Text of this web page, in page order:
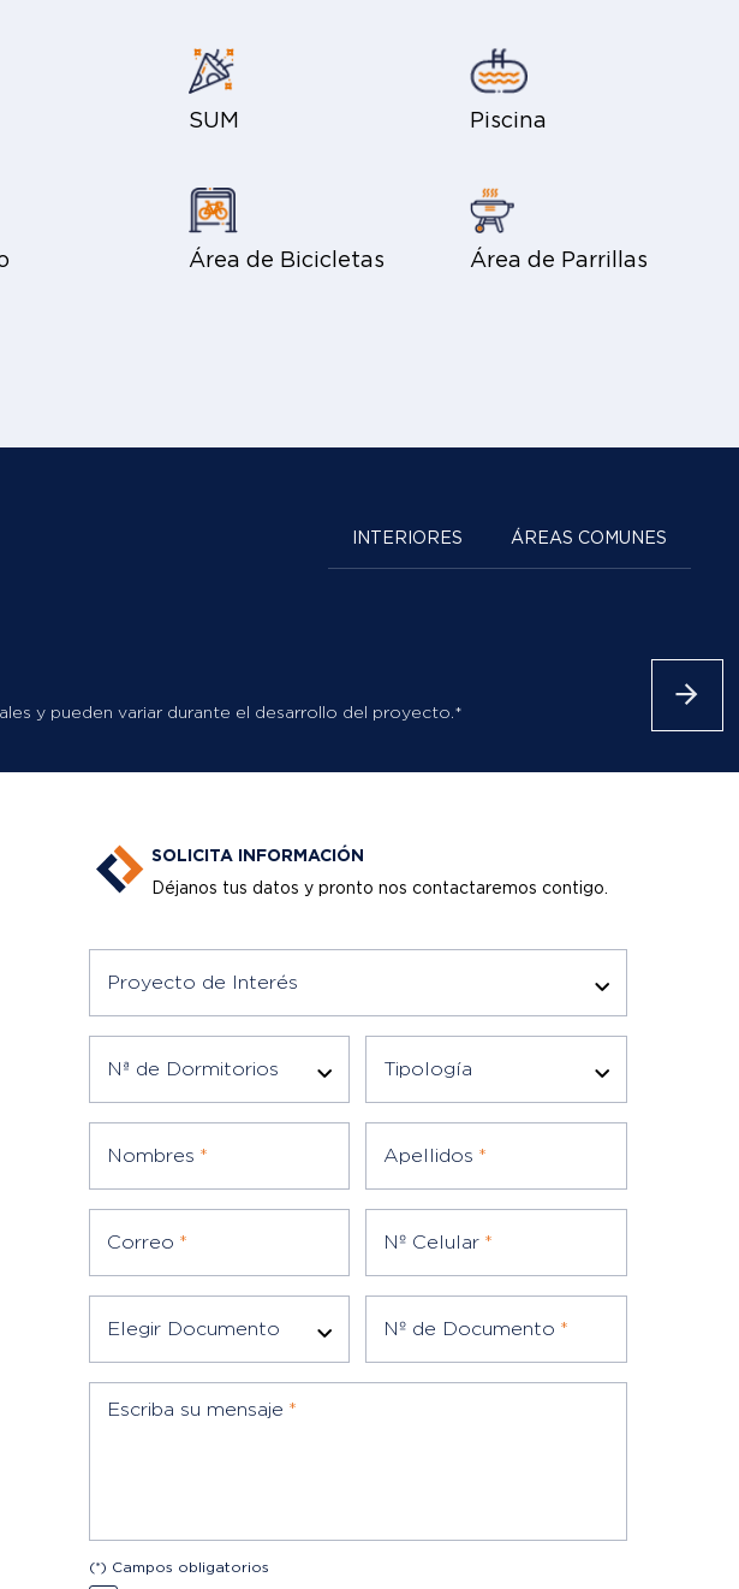
SUM Piscina
Área de Bicicletas Área de Parrillas
INTERIORES ÁREAS COMUNES
y pueden variar durante el desarrollo del proyecto.*
SOLICITA INFORMACIÓN
Déjanos tus datos y pronto nos contactaremos contigo.
Proyecto de Interés
Nª de Dormitorios Tipología
Nombres * Apellidos *
Correo * Nº Celular *
Elegir Documento Nº de Documento *
Escriba su mensaje *
(*) Campos obligatorios